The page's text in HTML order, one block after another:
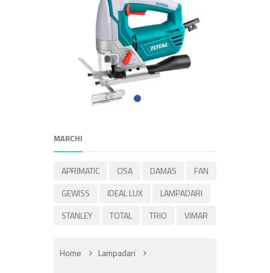
MARCHI
APRIMATIC CISA DAMAS
FAN
GEWISS
IDEAL LUX
LAMPADARI
STANLEY
TOTAL TRIO VIMAR
Home Lampadari